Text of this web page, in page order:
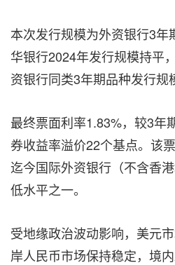
本次发行规模为外资银行3年
华银行2024年发行规模持平
资银行同类3年期品种发行规
最终票面利率1.83%，较3年
券收益率溢价22个基点。该
迄今国际外资银行（不含香
低水平之一。
受地缘政治波动影响，美元
岸人民币市场保持稳定，境